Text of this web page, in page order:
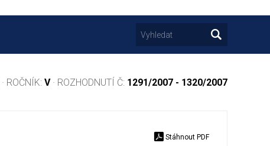
· ROČNÍK: V· ROZHODNUTÍ Č: 1291/2007 - 1320/2007
Stáhnout PDF